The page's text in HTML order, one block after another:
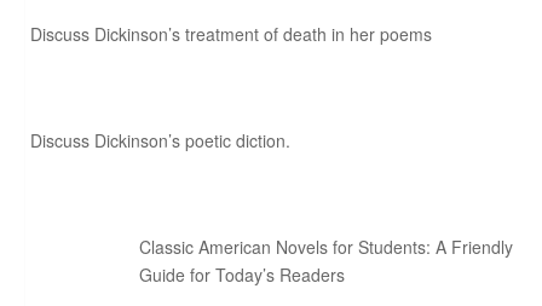
Discuss Dickinson’s treatment of death in her poems
Discuss Dickinson’s poetic diction.
Classic American Novels for Students: A Friendly
Guide for Today’s Readers